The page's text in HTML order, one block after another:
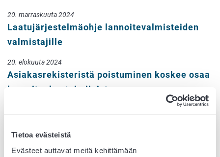
Tietoa evästeistä
Evästeet auttavat meitä kehittämään
20. marraskuuta 2024
Laatujärjestelmäohje lannoitevalmisteiden
valmistajille
20. elokuuta 2024
Asiakasrekisteristä poistuminen koskee osaa
lannoitealan toimijoista
valvonnassa: Laatu, turvallisuus ja
innovatiivisuus etusijalla